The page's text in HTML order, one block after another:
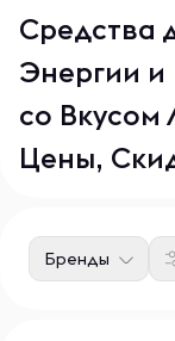
Средства
Энергии и
со Вкусом
Цены,
Бренды